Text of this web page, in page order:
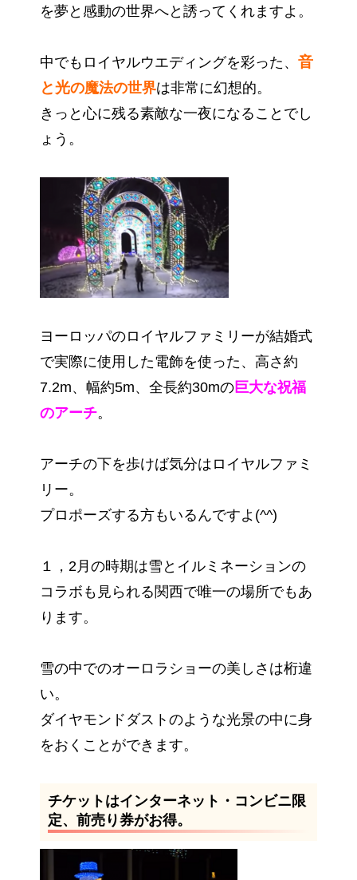
を夢と感動の世界へと誘ってくれますよ。
中でもロイヤルウエディングを彩った、 音
と光の魔法の世界は非常に幻想的。
きっと心に残る素敵な一夜になることでし
ょう。
ヨーロッパのロイヤルファミリーが結婚式
で実際に使用した電飾を使った、高さ約
7.2m、幅約5m、全長約30mの巨大な祝福
のアーチ。
アーチの下を歩けば気分はロイヤルファミ
リー。
プロポーズする方もいるんですよ(^^)
１，2月の時期は雪とイルミネーションの
コラボも見られる関西で唯一の場所でもあ
ります。
雪の中でのオーロラショーの美しさは桁違
い。
ダイヤモンドダストのような光景の中に身
をおくことができます。
チケットはインターネット・コンビニ限
定、前売り券がお得。